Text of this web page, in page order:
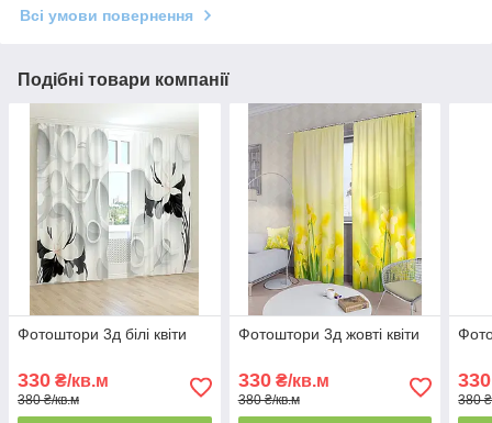
Всі умови повернення
Подібні товари компанії
Фотоштори 3д білі квіти
330 ₴/кв.м
380 ₴/кв.м
Фотоштори 3д жовті квіти
330₴/кв.м
380 ₴/кв.м
330
380